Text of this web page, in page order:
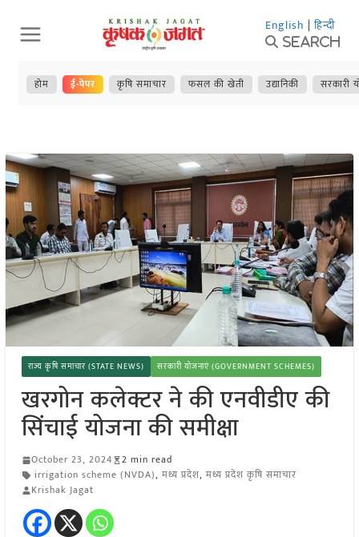
Skip
to
content
English | हिन्दी
Search
होम ई-पेपर कृषि समाचार फसल की खेती उद्यानिकी सरकारी
राज्य कृषि समाचार (STATE NEWS) सरकारी योजनाएं (GOVERNMENT SCHEMES)
खरगोन कलेक्टर ने की एनवीडीए की
सिंचाई योजना की समीक्षा
October 23, 2024
2 min read
irrigation scheme (NVDA), मध्य प्रदेश, मध्य प्रदेश कृषि समाचार
Krishak Jagat